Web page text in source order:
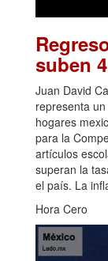
suben
Juan David
representa
hogares
para la
artículos
superan la
el país. La
Hora Cero